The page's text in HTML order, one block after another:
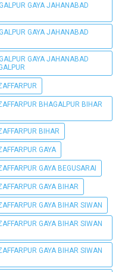
GAYA JAHANABAD
GAYA JAHANABAD
GAYA JAHANABAD
BHAGALPUR BIHAR
BIHAR
GAYA
GAYA BEGUSARAI
GAYA BIHAR
GAYA BIHAR SIWAN
GAYA BIHAR SIWAN
GAYA BIHAR SIWAN